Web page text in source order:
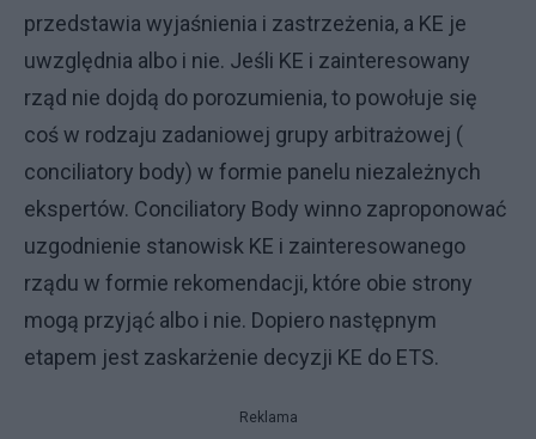
przedstawia wyjaśnienia i zastrzeżenia, a KE je
uwzględnia albo i nie. Jeśli KE i zainteresowany
rząd nie dojdą do porozumienia, to powołuje się
coś w rodzaju zadaniowej grupy arbitrażowej (
conciliatory body) w formie panelu niezależnych
ekspertów. Conciliatory Body winno zaproponować
uzgodnienie stanowisk KE i zainteresowanego
rządu w formie rekomendacji, które obie strony
mogą przyjąć albo i nie. Dopiero następnym
etapem jest zaskarżenie decyzji KE do ETS.
Reklama